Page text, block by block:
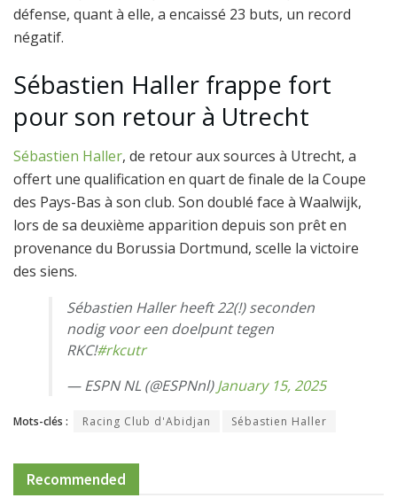
défense, quant à elle, a encaissé 23 buts, un record
négatif.
Sébastien Haller frappe fort
pour son retour à Utrecht
Sébastien Haller, de retour aux sources à Utrecht, a
offert une qualification en quart de finale de la Coupe
des Pays-Bas à son club. Son doublé face à Waalwijk,
lors de sa deuxième apparition depuis son prêt en
provenance du Borussia Dortmund, scelle la victoire
des siens.
Sébastien Haller heeft 22(!) seconden
nodig voor een doelpunt tegen
RKC!#rkcutr
— ESPN NL (@ESPNnl)January 15, 2025
Mots-clés : Racing Club d'Abidjan Sébastien Haller
Recommended